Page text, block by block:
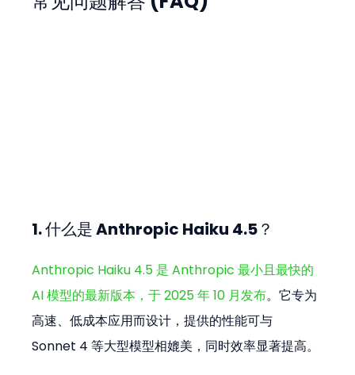
1. 什么是 Anthropic Haiku 4.5？
Anthropic Haiku 4.5 是 Anthropic 最小且最快的
AI 模型的最新版本，于 2025 年 10 月发布。它专为
高速、低成本应用而设计，提供的性能可与
Sonnet 4 等大型模型相媲美，同时效率显著提高。